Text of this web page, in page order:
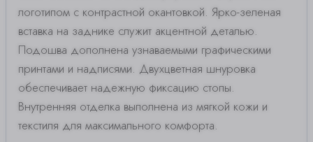
логотипом с контрастной окантовкой. Ярко-зеленая
вставка на заднике служит акцентной деталью.
Подошва дополнена узнаваемыми графическими
принтами и надписями. Двухцветная шнуровка
обеспечивает надежную фиксацию стопы.
Внутренняя отделка выполнена из мягкой кожи и
текстиля для максимального комфорта.